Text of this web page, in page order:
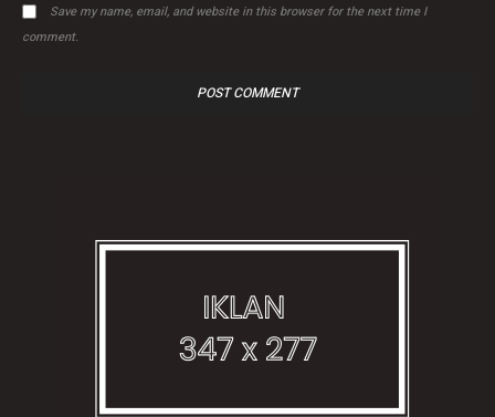
Save my name, email, and website in this browser for the next time I
comment.